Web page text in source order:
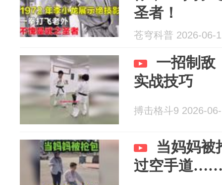
圣者！
苍穹科普 2026-06-
一招制敌
实战技巧
搏击格斗9 2026-
当妈妈被
过空手道